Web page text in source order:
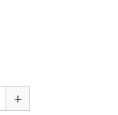
+